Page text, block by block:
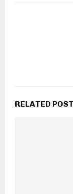
RELATED